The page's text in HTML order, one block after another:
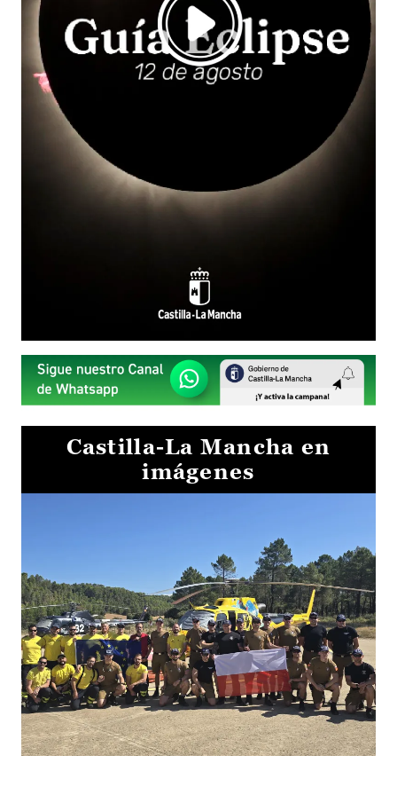
Castilla-La Mancha en
imágenes